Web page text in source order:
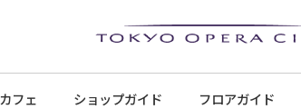
カフェ ショップガイド フロアガイド